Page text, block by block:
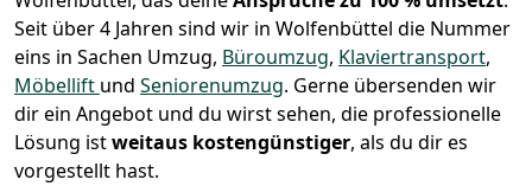
Seit über 4 Jahren sind wir in Wolfenbüttel die Nummer
eins in Sachen Umzug, Büroumzug, Klaviertransport,
Möbellift und Seniorenumzug. Gerne übersenden wir
dir ein Angebot und du wirst sehen, die professionelle
Lösung istweitaus kostengünstiger, als du dir es
vorgestellt hast.